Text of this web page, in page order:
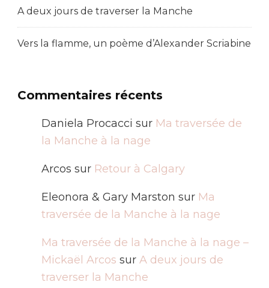
A deux jours de traverser la Manche
Vers la flamme, un poème d’Alexander Scriabine
Commentaires récents
Daniela Procacci sur Ma traversée de
la Manche à la nage
Arcos sur Retour à Calgary
Eleonora & Gary Marston sur Ma
traversée de la Manche à la nage
Ma traversée de la Manche à la nage –
Mickaël Arcos sur A deux jours de
traverser la Manche